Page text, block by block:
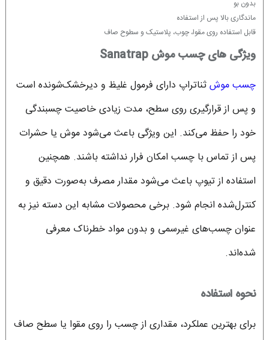
بدون بو
ماندگاری بالا پس از استفاده
قابل استفاده روی مقوا، چوب، پلاستیک و سطوح صاف
ویژگی های چسب موش Sanatrap
چسب موشثناتراپ دارای فرمول غلیظ و دیرخشک‌شونده است
و پس از قرارگیری روی سطح، مدت زیادی خاصیت چسبندگی
خود را حفظ می‌کند. این ویژگی باعث می‌شود موش یا حشرات
پس از تماس با چسب امکان فرار نداشته باشند. همچنین
استفاده از تیوپ باعث می‌شود مقدار مصرف به‌صورت دقیق و
کنترل‌شده انجام شود. برخی محصولات مشابه این دسته نیز به
عنوان چسب‌های غیرسمی و بدون مواد خطرناک معرفی
شده‌اند.
نحوه استفاده
برای بهترین عملکرد، مقداری از چسب را روی مقوا یا سطح صاف